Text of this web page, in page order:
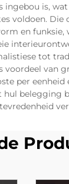
ingebou is,
voldoen. Die
en funksie,
tot
voordeel van
per eenheid
hul belegging